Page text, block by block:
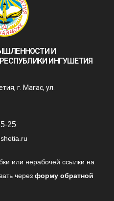
И
ИНГУШЕТИЯ
г. Магас, ул.
25
или нерабочей ссылки на
черезформу обратной